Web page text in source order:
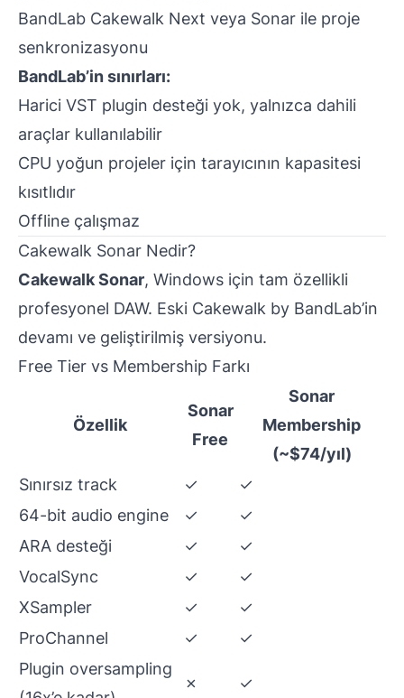
BandLab Cakewalk Next veya Sonar ile proje
senkronizasyonu
BandLab’in sınırları:
Harici VST plugin desteği yok, yalnızca dahili
araçlar kullanılabilir
CPU yoğun projeler için tarayıcının kapasitesi
kısıtlıdır
Offline çalışmaz
Cakewalk Sonar Nedir?
Cakewalk Sonar, Windows için tam özellikli
profesyonel DAW. Eski Cakewalk by BandLab’in
devamı ve geliştirilmiş versiyonu.
Free Tier vs Membership Farkı
Özellik
Sonar
Free
Sonar
Membership
(~$74/yıl)
Sınırsız track
✓
✓
64-bit audio engine
✓
✓
ARA desteği
✓
✓
VocalSync
✓
✓
XSampler
✓
✓
ProChannel
✓
✓
Plugin oversampling
✗ ✓